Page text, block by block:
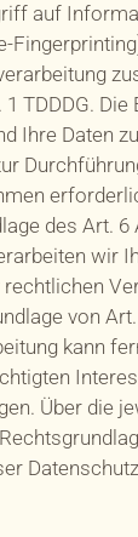
auf
TDDDG.
Ihre Daten
des Art. 6
wir
von
kann
Über die